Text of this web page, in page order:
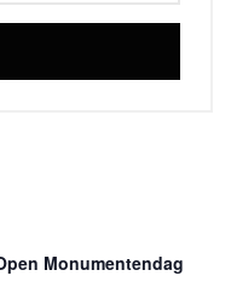
Monumentendag